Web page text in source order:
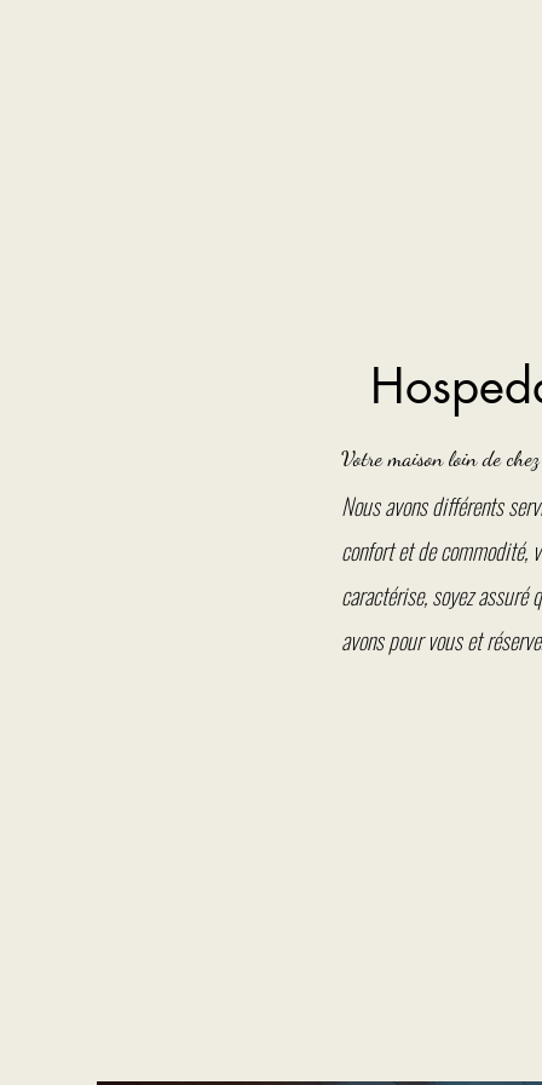
Votre maison loin de
Nous avons différents
confort et de commodité,
caractérise, soyez assuré
avons pour vous et